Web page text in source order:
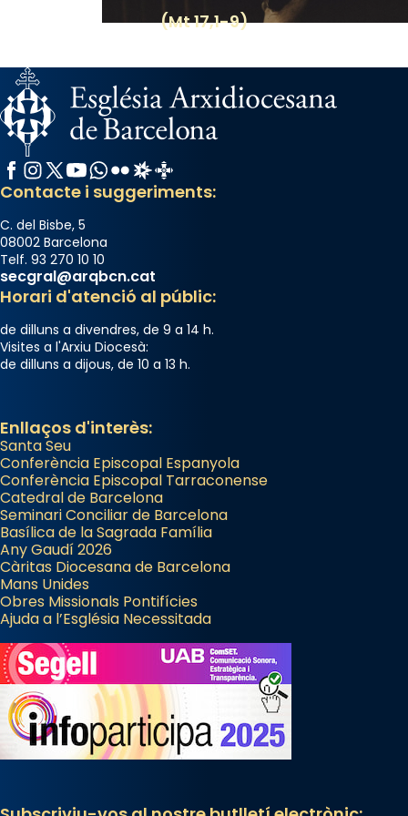
(Mt 17,1-9)
Facebook
Instagram
X / Twitter
YouTube
WhatsApp
FlickrRadio Estel
Catalunya Cristiana
Contacte i suggeriments:
C. del Bisbe, 5
08002 Barcelona
Telf. 93 270 10 10
secgral@arqbcn.cat
Horari d'atenció al públic:
de dilluns a divendres, de 9 a 14 h.
Visites a l'Arxiu Diocesà:
de dilluns a dijous, de 10 a 13 h.
Enllaços d'interès:
Santa Seu
Conferència Episcopal Espanyola
Conferència Episcopal Tarraconense
Catedral de Barcelona
Seminari Conciliar de Barcelona
Basílica de la Sagrada Família
Any Gaudí 2026
Càritas Diocesana de Barcelona
Mans Unides
Obres Missionals Pontifícies
Ajuda a l’Església Necessitada